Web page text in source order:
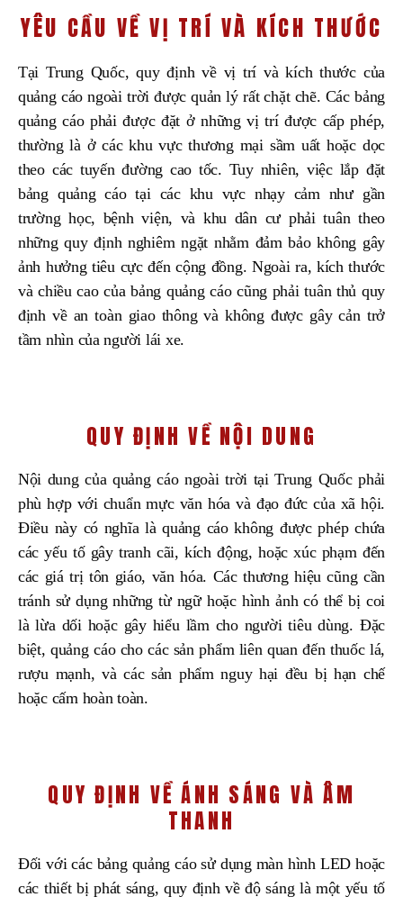
YÊU CẦU VỀ VỊ TRÍ VÀ KÍCH THƯỚC
Tại Trung Quốc, quy định về vị trí và kích thước của
quảng cáo ngoài trời được quản lý rất chặt chẽ. Các bảng
quảng cáo phải được đặt ở những vị trí được cấp phép,
thường là ở các khu vực thương mại sầm uất hoặc dọc
theo các tuyến đường cao tốc. Tuy nhiên, việc lắp đặt
bảng quảng cáo tại các khu vực nhạy cảm như gần
trường học, bệnh viện, và khu dân cư phải tuân theo
những quy định nghiêm ngặt nhằm đảm bảo không gây
ảnh hưởng tiêu cực đến cộng đồng. Ngoài ra, kích thước
và chiều cao của bảng quảng cáo cũng phải tuân thủ quy
định về an toàn giao thông và không được gây cản trở
tầm nhìn của người lái xe.
QUY ĐỊNH VỀ NỘI DUNG
Nội dung của quảng cáo ngoài trời tại Trung Quốc phải
phù hợp với chuẩn mực văn hóa và đạo đức của xã hội.
Điều này có nghĩa là quảng cáo không được phép chứa
các yếu tố gây tranh cãi, kích động, hoặc xúc phạm đến
các giá trị tôn giáo, văn hóa. Các thương hiệu cũng cần
tránh sử dụng những từ ngữ hoặc hình ảnh có thể bị coi
là lừa dối hoặc gây hiểu lầm cho người tiêu dùng. Đặc
biệt, quảng cáo cho các sản phẩm liên quan đến thuốc lá,
rượu mạnh, và các sản phẩm nguy hại đều bị hạn chế
hoặc cấm hoàn toàn.
QUY ĐỊNH VỀ ÁNH SÁNG VÀ ÂM
THANH
Đối với các bảng quảng cáo sử dụng màn hình LED hoặc
các thiết bị phát sáng, quy định về độ sáng là một yếu tố